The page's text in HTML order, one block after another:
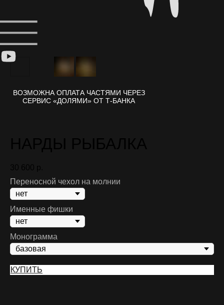
Переносной чехол на молнии
Именные фишки
Монограмма
КУПИТЬ